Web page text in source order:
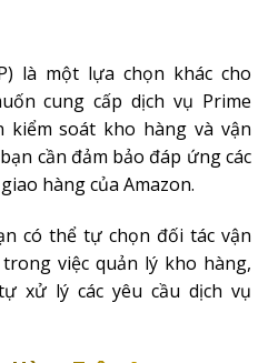
là một lựa chọn khác cho
cung cấp dịch vụ Prime
kiểm soát kho hàng và vận
cần đảm bảo đáp ứng các
hàng của Amazon.
có thể tự chọn đối tác vận
việc quản lý kho hàng,
xử lý các yêu cầu dịch vụ